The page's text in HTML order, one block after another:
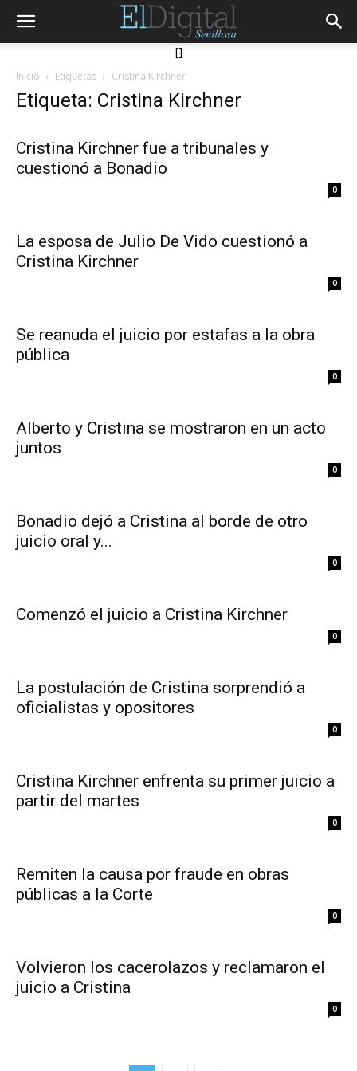
[]
Inicio Etiquetas Cristina Kirchner
Etiqueta: Cristina Kirchner
Cristina Kirchner fue a tribunales y
cuestionó a Bonadio
0
La esposa de Julio De Vido cuestionó a
Cristina Kirchner
0
Se reanuda el juicio por estafas a la obra
pública
0
Alberto y Cristina se mostraron en un acto
juntos
0
Bonadio dejó a Cristina al borde de otro
juicio oral y...
0
Comenzó el juicio a Cristina Kirchner
0
La postulación de Cristina sorprendió a
oficialistas y opositores
0
Cristina Kirchner enfrenta su primer juicio a
partir del martes
0
Remiten la causa por fraude en obras
públicas a la Corte
0
Volvieron los cacerolazos y reclamaron el
juicio a Cristina
0